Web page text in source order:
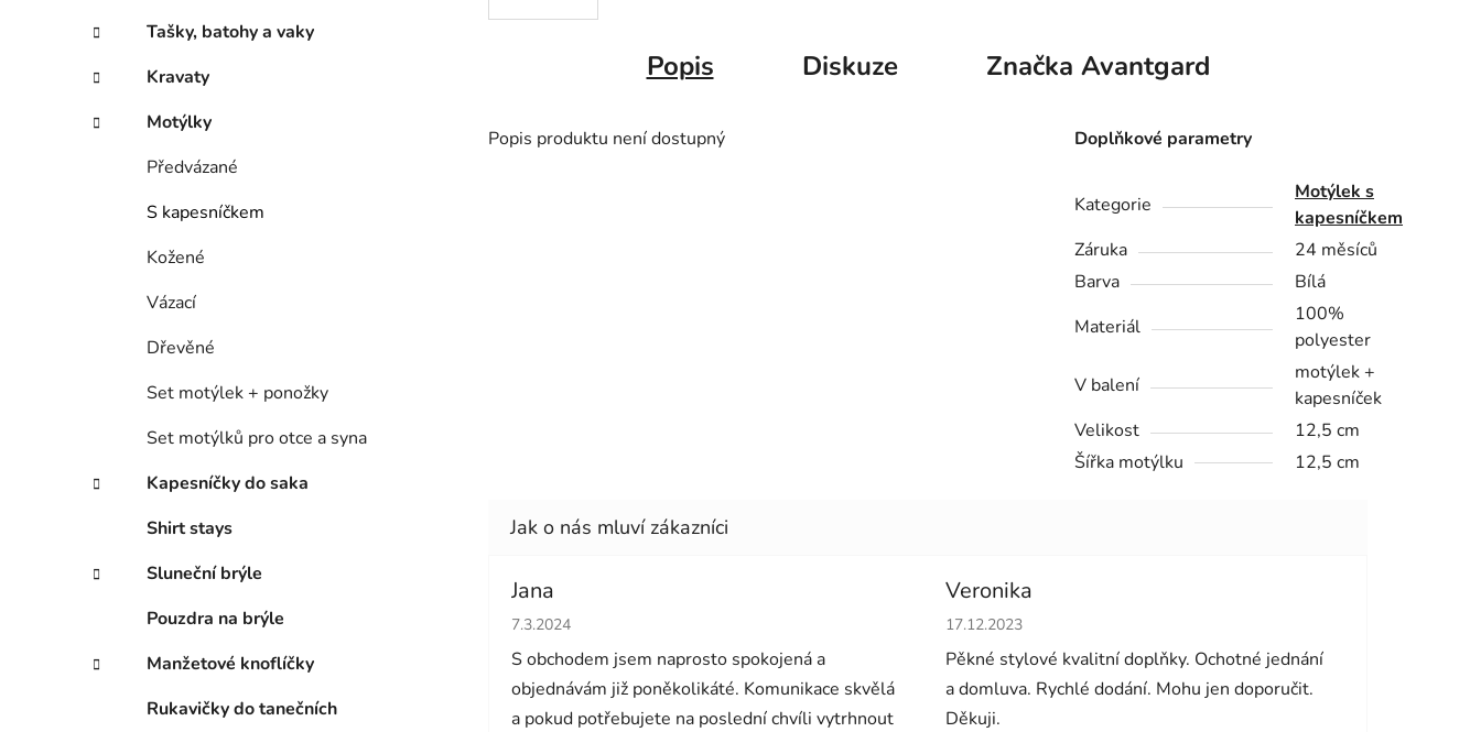
Tašky, batohy a vaky
Kravaty
Motýlky
Předvázané
S kapesníčkem
Kožené
Vázací
Dřevěné
Set motýlek + ponožky
Set motýlků pro otce a syna
Kapesníčky do saka
Shirt stays
Sluneční brýle
Pouzdra na brýle
Manžetové knoflíčky
Rukavičky do tanečních
Popis Diskuze Značka Avantgard
Popis produktu není dostupný Doplňkové parametry
Kategorie
Motýlek s
kapesníčkem
Záruka
24 měsíců
Barva
Bílá
Materiál
100%
polyester
V balení
motýlek +
kapesníček
Velikost
12,5 cm
Šířka motýlku
12,5 cm
Jana
Hodnocení obchodu je 5 z 5 hvězdiček.
7.3.2024
S obchodem jsem naprosto spokojená a
objednávám již poněkolikáté. Komunikace skvělá
a pokud potřebujete na poslední chvíli vytrhnout
Veronika
Hodnocení obchodu je 5 z 5 hvězdiček.
17.12.2023
Pěkné stylové kvalitní doplňky. Ochotné jednání
a domluva. Rychlé dodání. Mohu jen doporučit.
Děkuji.